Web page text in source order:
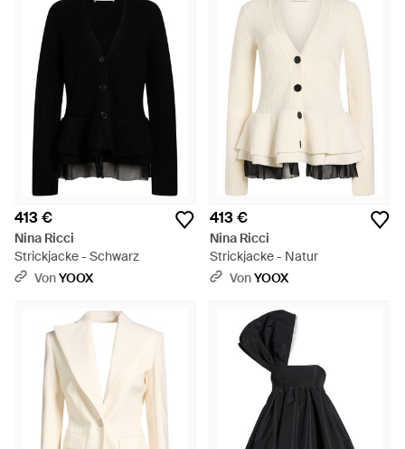
413 €
Nina Ricci
Strickjacke - Schwarz
VonYOOX
413 €
Nina Ricci
Strickjacke - Natur
VonYOOX